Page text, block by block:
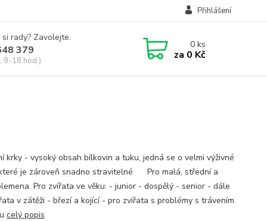
Přihlášení
rady? Zavolejte.
379
9-18 hod.)
0ks
za 0 Kč
krky - vysoký obsah bílkovin a tuku, jedná se o velmi výživné
je zároveň snadno stravitelné Pro malá, střední a
Pro zvířata ve věku: - junior - dospělý - senior - dále
v zátěži - březí a kojící - pro zvířata s problémy s trávením
celý popis